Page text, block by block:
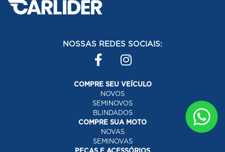
NOSSAS REDES SOCIAIS:
COMPRE SEU VEÍCULO
NOVOS
SEMINOVOS
BLINDADOS
COMPRE SUA MOTO
NOVAS
SEMINOVAS